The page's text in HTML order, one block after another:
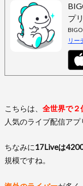
プリ
リー
こちらは、 全世界で２
人気のライブ配信アプ
ちなみに17Liveは
規模ですね。